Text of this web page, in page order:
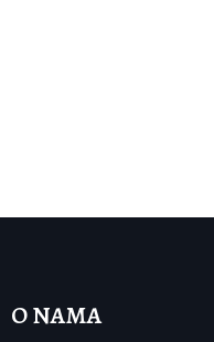
O NAMA